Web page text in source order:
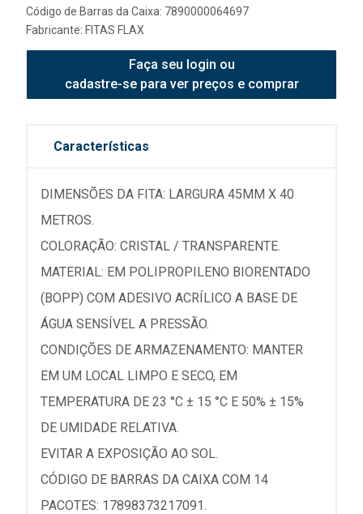
Código de Barras da Caixa: 7890000064697
Fabricante: FITAS FLAX
Faça seu login ou
cadastre-se para ver preços e comprar
Características
DIMENSÕES DA FITA: LARGURA 45MM X 40
METROS.
COLORAÇÃO: CRISTAL / TRANSPARENTE.
MATERIAL: EM POLIPROPILENO BIORENTADO
(BOPP) COM ADESIVO ACRÍLICO A BASE DE
ÁGUA SENSÍVEL A PRESSÃO.
CONDIÇÕES DE ARMAZENAMENTO: MANTER
EM UM LOCAL LIMPO E SECO, EM
TEMPERATURA DE 23 °C ± 15 °C E 50% ± 15%
DE UMIDADE RELATIVA.
EVITAR A EXPOSIÇÃO AO SOL.
CÓDIGO DE BARRAS DA CAIXA COM 14
PACOTES: 17898373217091.